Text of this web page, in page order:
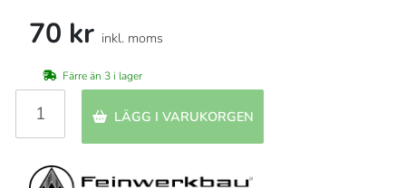
70 kr inkl. moms
Färre än 3 i lager
LÄGG I VARUKORGEN